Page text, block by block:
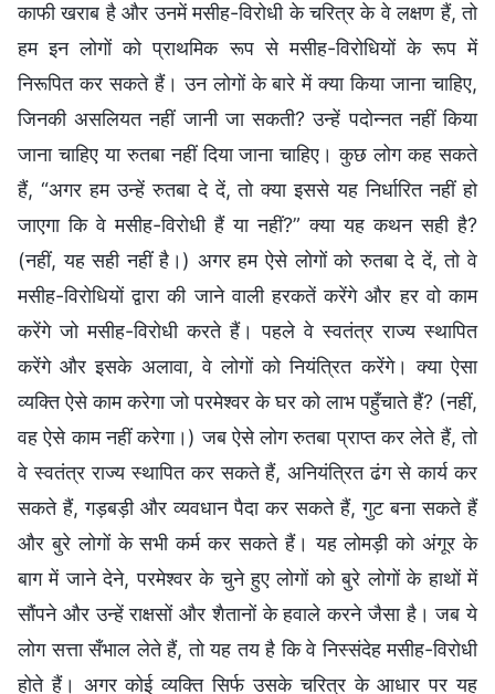
काफी खराब है और उनमें मसीह-विरोधी के चरित्र के वे लक्षण हैं, तो
हम इन लोगों को प्राथमिक रूप से मसीह-विरोधियों के रूप में
निरूपित कर सकते हैं। उन लोगों के बारे में क्या किया जाना चाहिए,
जिनकी असलियत नहीं जानी जा सकती? उन्हें पदोन्नत नहीं किया
जाना चाहिए या रुतबा नहीं दिया जाना चाहिए। कुछ लोग कह सकते
हैं, “अगर हम उन्हें रुतबा दे दें, तो क्या इससे यह निर्धारित नहीं हो
जाएगा कि वे मसीह-विरोधी हैं या नहीं?” क्या यह कथन सही है?
(नहीं, यह सही नहीं है।) अगर हम ऐसे लोगों को रुतबा दे दें, तो वे
मसीह-विरोधियों द्वारा की जाने वाली हरकतें करेंगे और हर वो काम
करेंगे जो मसीह-विरोधी करते हैं। पहले वे स्वतंत्र राज्य स्थापित
करेंगे और इसके अलावा, वे लोगों को नियंत्रित करेंगे। क्या ऐसा
व्यक्ति ऐसे काम करेगा जो परमेश्वर के घर को लाभ पहुँचाते हैं? (नहीं,
वह ऐसे काम नहीं करेगा।) जब ऐसे लोग रुतबा प्राप्त कर लेते हैं, तो
वे स्वतंत्र राज्य स्थापित कर सकते हैं, अनियंत्रित ढंग से कार्य कर
सकते हैं, गड़बड़ी और व्यवधान पैदा कर सकते हैं, गुट बना सकते हैं
और बुरे लोगों के सभी कर्म कर सकते हैं। यह लोमड़ी को अंगूर के
बाग में जाने देने, परमेश्वर के चुने हुए लोगों को बुरे लोगों के हाथों में
सौंपने और उन्हें राक्षसों और शैतानों के हवाले करने जैसा है। जब ये
लोग सत्ता सँभाल लेते हैं, तो यह तय है कि वे निस्संदेह मसीह-विरोधी
होते हैं। अगर कोई व्यक्ति सिर्फ उसके चरित्र के आधार पर यह